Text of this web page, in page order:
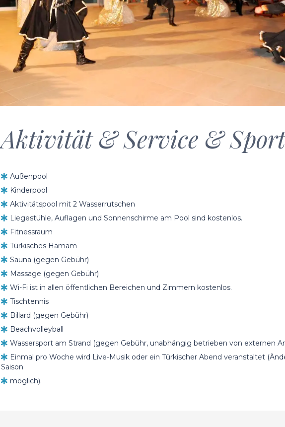
Aktivität & Service & Sport
Außenpool
Kinderpool
Aktivitätspool mit 2 Wasserrutschen
Liegestühle, Auflagen und Sonnenschirme am Pool sind kostenlos.
Fitnessraum
Türkisches Hamam
Sauna (gegen Gebühr)
Massage (gegen Gebühr)
Wi-Fi ist in allen öffentlichen Bereichen und Zimmern kostenlos.
Tischtennis
Billard (gegen Gebühr)
Beachvolleyball
Wassersport am Strand (gegen Gebühr, unabhängig betrieben von externen
Einmal pro Woche wird Live-Musik oder ein Türkischer Abend veranstaltet
Saison
möglich).